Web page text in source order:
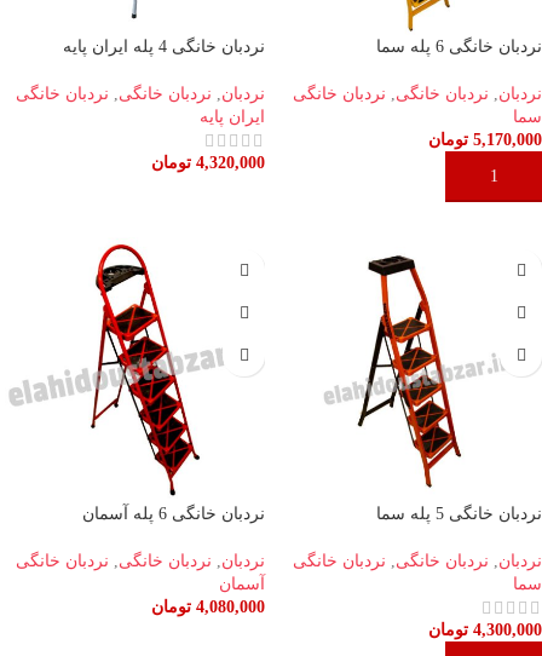
نردبان خانگی 6 پله سما
نردبان, نردبان خانگی, نردبان خانگی
سما
5,170,000 تومان
افزودن به سبد خرید
نردبان خانگی 4 پله ایران پایه
نردبان, نردبان خانگی, نردبان خانگی
ایران پایه
4,320,000 تومان
نردبان خانگی 5 پله سما
نردبان, نردبان خانگی, نردبان خانگی
سما
4,300,000 تومان
نردبان خانگی 6 پله آسمان
نردبان, نردبان خانگی, نردبان خانگی
آسمان
4,080,000 تومان